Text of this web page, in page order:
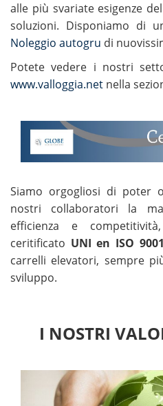
alle più svariate esigenze
soluzioni. Disponiamo di
Noleggio autogru di
Potete vedere i nostri
www.valloggia.net nella
Siamo orgogliosi di poter
nostri collaboratori la
efficienza e
ceritificato UNI en ISO
carrelli elevatori, sempre
sviluppo.
I NOSTRI